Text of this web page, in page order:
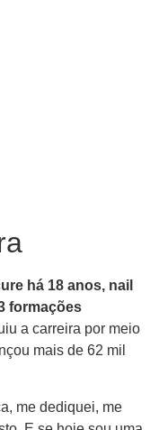
há 18 anos, nail
formações
a carreira por meio
mais de 62 mil
me dediquei, me